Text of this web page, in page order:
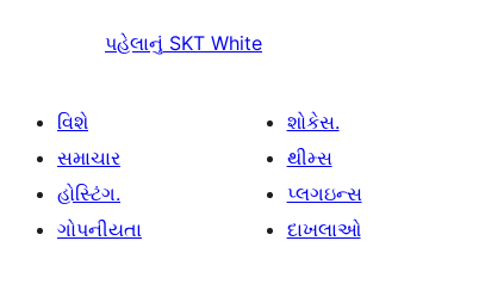
પહેલાનું SKT White
વિશે
સમાચાર
હોસ્ટિંગ.
ગોપનીયતા
શોકેસ.
થીમ્સ
પ્લગઇન્સ
દાખલાઓ